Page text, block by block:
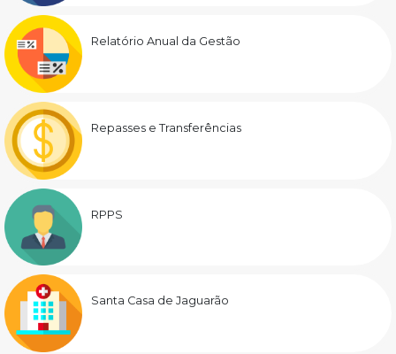
Relatório Anual da Gestão
Repasses e Transferências
RPPS
Santa Casa de Jaguarão